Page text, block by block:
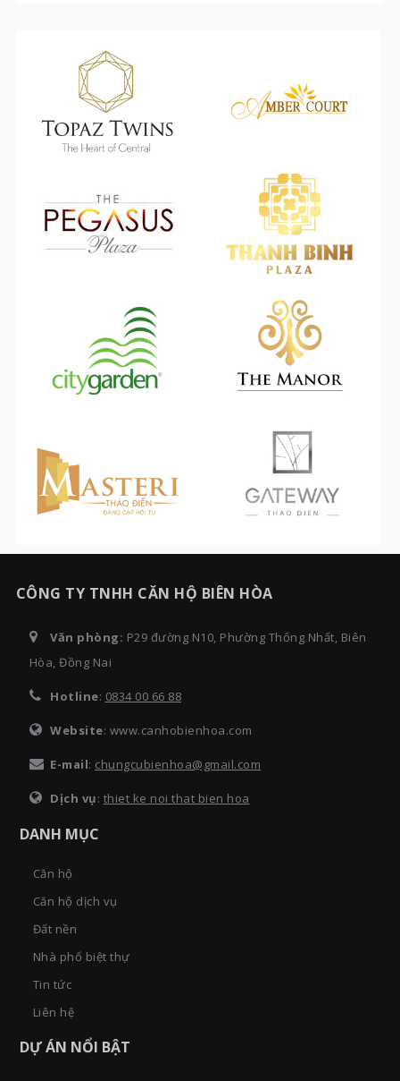
CÔNG TY TNHH CĂN HỘ BIÊN HÒA
Văn phòng: P29 đường N10, Phường Thống Nhất, Biên
Hòa, Đồng Nai
Hotline: 0834 00 66 88
Website: www.canhobienhoa.com
E-mail: chungcubienhoa@gmail.com
Dịch vụ: thiet ke noi that bien hoa
DANH MỤC
Căn hộ
Căn hộ dịch vụ
Đất nền
Nhà phố biệt thự
Tin tức
Liên hệ
DỰ ÁN NỔI BẬT